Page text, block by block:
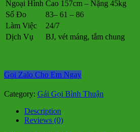
Ngoại Hình Cao 157cm – Nặng 45kg
Số Đo
83– 61 – 86
Làm Việc
24/7
Dịch Vụ
BJ, vét máng, tắm chung
Gọi Zalo Cho Em Ngay
Category: Gái Gọi Bình Thuận
Description
Reviews (0)